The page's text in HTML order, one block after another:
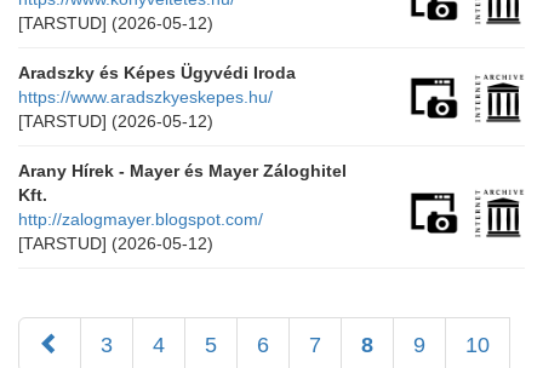
[TARSTUD] (2026-05-12)
Aradszky és Képes Ügyvédi Iroda
https://www.aradszkyeskepes.hu/
[TARSTUD] (2026-05-12)
Arany Hírek - Mayer és Mayer Záloghitel
Kft.
http://zalogmayer.blogspot.com/
[TARSTUD] (2026-05-12)
3 4 5 6 7 8 9 10